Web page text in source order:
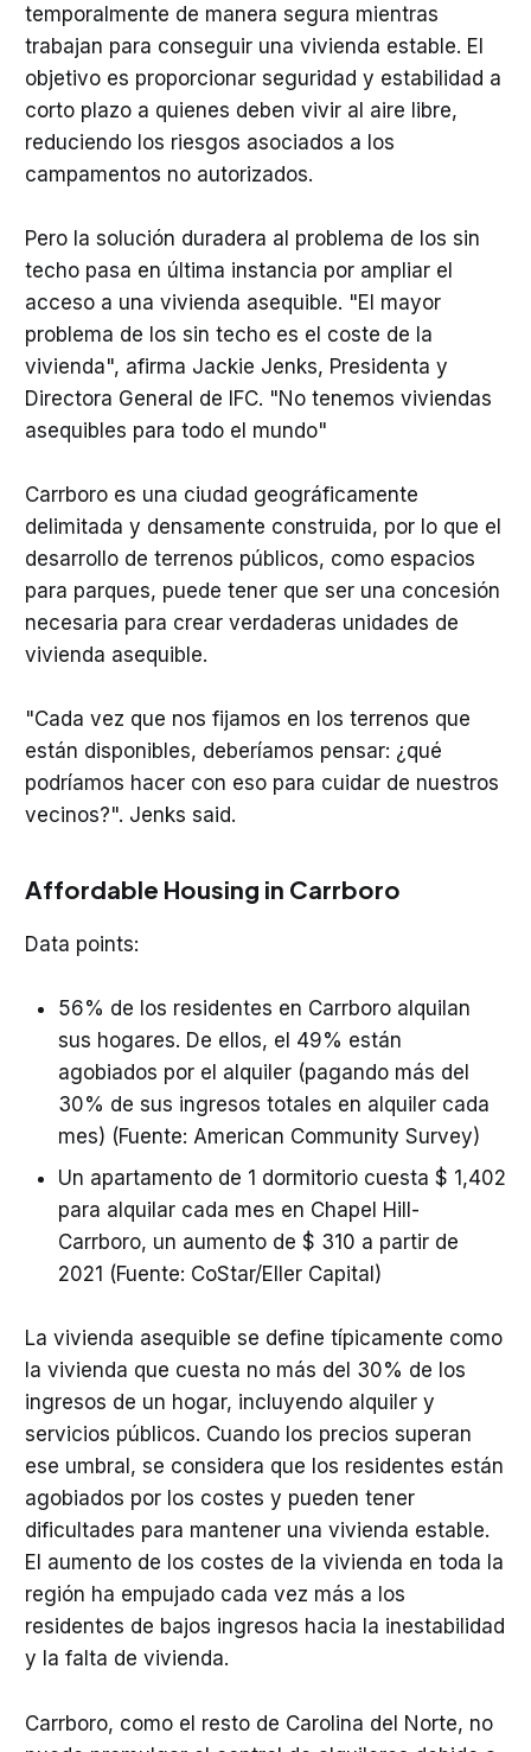
temporalmente de manera segura mientras
trabajan para conseguir una vivienda estable. El
objetivo es proporcionar seguridad y estabilidad a
corto plazo a quienes deben vivir al aire libre,
reduciendo los riesgos asociados a los
campamentos no autorizados.
Pero la solución duradera al problema de los sin
techo pasa en última instancia por ampliar el
acceso a una vivienda asequible. "El mayor
problema de los sin techo es el coste de la
vivienda", afirma Jackie Jenks, Presidenta y
Directora General de IFC. "No tenemos viviendas
asequibles para todo el mundo"
Carrboro es una ciudad geográficamente
delimitada y densamente construida, por lo que el
desarrollo de terrenos públicos, como espacios
para parques, puede tener que ser una concesión
necesaria para crear verdaderas unidades de
vivienda asequible.
"Cada vez que nos fijamos en los terrenos que
están disponibles, deberíamos pensar: ¿qué
podríamos hacer con eso para cuidar de nuestros
vecinos?". Jenks said.
Affordable Housing in Carrboro
Data points:
56% de los residentes en Carrboro alquilan
sus hogares. De ellos, el 49% están
agobiados por el alquiler (pagando más del
30% de sus ingresos totales en alquiler cada
mes) (Fuente: American Community Survey)
Un apartamento de 1 dormitorio cuesta $ 1,402
para alquilar cada mes en Chapel Hill-
Carrboro, un aumento de $ 310 a partir de
2021 (Fuente: CoStar/Eller Capital)
La vivienda asequible se define típicamente como
la vivienda que cuesta no más del 30% de los
ingresos de un hogar, incluyendo alquiler y
servicios públicos. Cuando los precios superan
ese umbral, se considera que los residentes están
agobiados por los costes y pueden tener
dificultades para mantener una vivienda estable.
El aumento de los costes de la vivienda en toda la
región ha empujado cada vez más a los
residentes de bajos ingresos hacia la inestabilidad
y la falta de vivienda.
Carrboro, como el resto de Carolina del Norte, no